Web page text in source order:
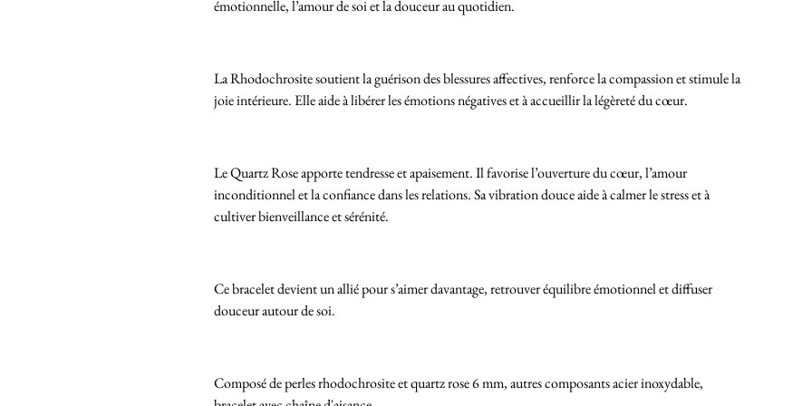
émotionnelle, l’amour de soi et la douceur au quotidien.
La Rhodochrosite soutient la guérison des blessures affectives, renforce la compassion et stimule la
joie intérieure. Elle aide à libérer les émotions négatives et à accueillir la légèreté du cœur.
Le Quartz Rose apporte tendresse et apaisement. Il favorise l’ouverture du cœur, l’amour
inconditionnel et la confiance dans les relations. Sa vibration douce aide à calmer le stress et à
cultiver bienveillance et sérénité.
Ce bracelet devient un allié pour s’aimer davantage, retrouver équilibre émotionnel et diffuser
douceur autour de soi.
Composé de perles rhodochrosite et quartz rose 6 mm, autres composants acier inoxydable,